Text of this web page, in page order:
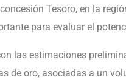
Tesoro, en la
para evaluar el
las estimaciones
de oro, asociadas a un